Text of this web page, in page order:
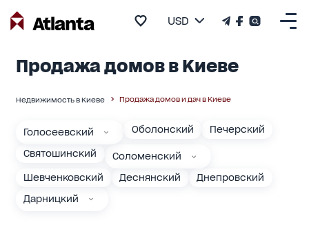
USD
Продажа домов в Киеве
Недвижимость в Киеве Продажа домов и дач в Киеве
Голосеевский Оболонский Печерский
Святошинский
Соломенский
Шевченковский
Деснянский
Днепровский
Дарницкий